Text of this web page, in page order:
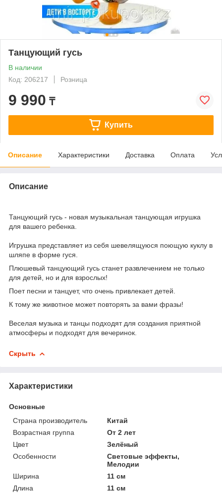
Танцующий гусь
В наличии
Код: 206217
Розница
9 990 ₸
Купить
Описание Характеристики Доставка Оплата
Описание
Танцующий гусь - новая музыкальная танцующая игрушка
для вашего ребенка.
Игрушка представляет из себя шевелящуюся поющую куклу в
шляпе в форме гуся.
Плюшевый танцующий гусь станет развлечением не только
для детей, но и для взрослых!
Поет песни и танцует, что очень привлекает детей.
К тому же животное может повторять за вами фразы!
Веселая музыка и танцы подходят для создания приятной
атмосферы и подходят для вечеринок.
Скрыть
Характеристики
Основные
Страна производитель
Китай
Возрастная группа
От 2 лет
Цвет
Зелёный
Особенности
Световые эффекты,
Мелодии
Ширина
11 см
Длина
11 см